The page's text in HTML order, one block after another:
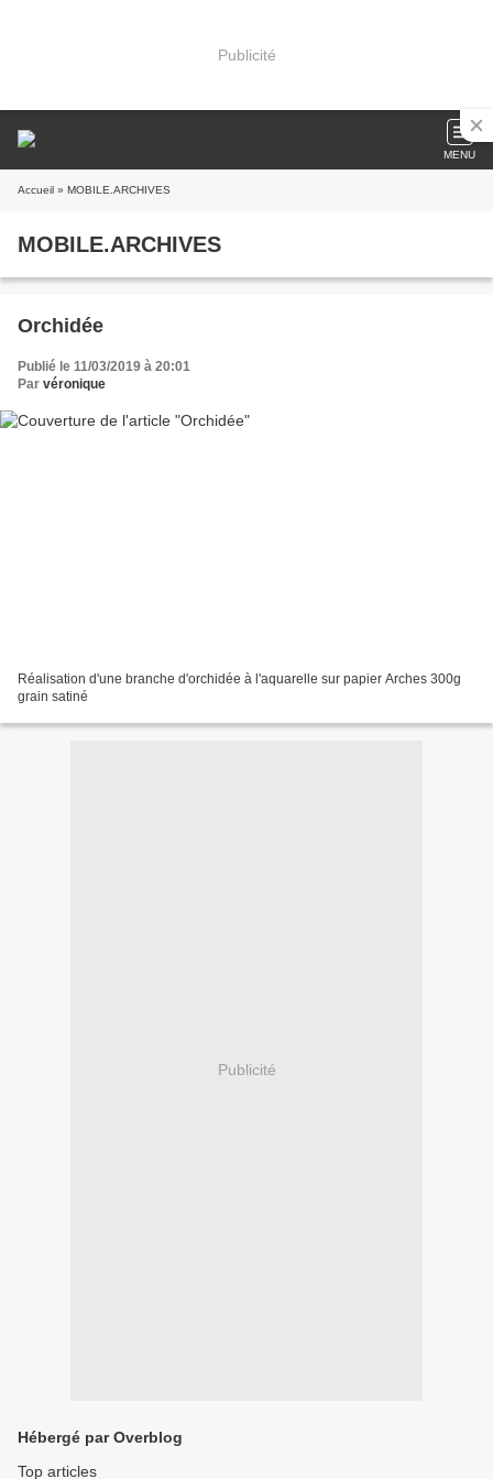
Publicité
MENU
Accueil » MOBILE.ARCHIVES
MOBILE.ARCHIVES
Orchidée
Publié le 11/03/2019 à 20:01
Par véronique
Réalisation d'une branche d'orchidée à l'aquarelle sur papier Arches 300g
grain satiné
Publicité
Hébergé par Overblog
Top articles